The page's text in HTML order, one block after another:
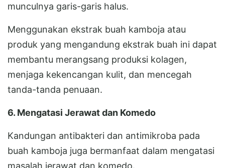
munculnya garis-garis halus.
Menggunakan ekstrak buah kamboja atau
produk yang mengandung ekstrak buah ini dapat
membantu merangsang produksi kolagen,
menjaga kekencangan kulit, dan mencegah
tanda-tanda penuaan.
6. Mengatasi Jerawat dan Komedo
Kandungan antibakteri dan antimikroba pada
buah kamboja juga bermanfaat dalam mengatasi
masalah jerawat dan komedo.